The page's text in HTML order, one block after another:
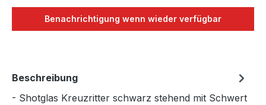
Benachrichtigung wenn wieder verfügbar
Beschreibung
- Shotglas Kreuzritter schwarz stehend mit Schwert